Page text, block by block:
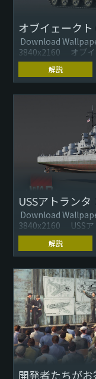
オブイェーク
Download
3840x2160 オブイ
の試作車両で...
解説
USSアトラン
Download
3840x2160 USSア
巡洋艦のネーム...
解説
開発者たちがお